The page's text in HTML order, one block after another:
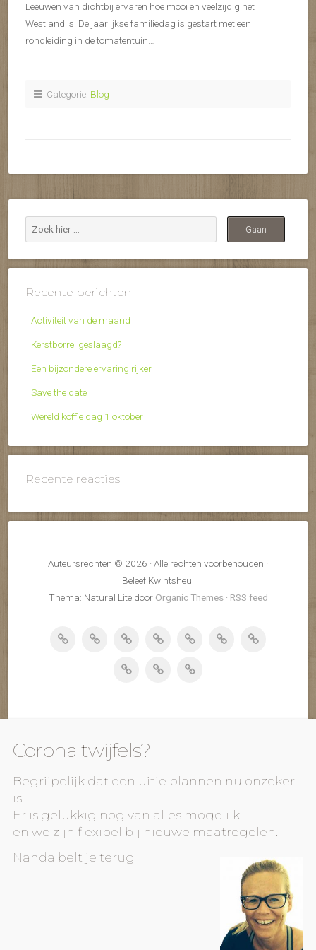
Leeuwen van dichtbij ervaren hoe mooi en veelzijdig het
Westland is. De jaarlijkse familiedag is gestart met een
rondleiding in de tomatentuin…
Categorie: Blog
Recente berichten
Activiteit van de maand
Kerstborrel geslaagd?
Een bijzondere ervaring rijker
Save the date
Wereld koffie dag 1 oktober
Recente reacties
Auteursrechten © 2026 · Alle rechten voorbehouden ·
Beleef Kwintsheul
Thema: Natural Lite door Organic Themes· RSS feed
Corona twijfels?
Begrijpelijk dat een uitje plannen nu onzeker
is.
Er is gelukkig nog van alles mogelijk
en we zijn flexibel bij nieuwe maatregelen.
Nanda belt je terug